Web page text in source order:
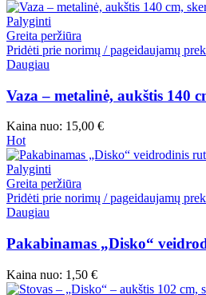
Palyginti
Greita peržiūra
Pridėti prie norimų / pageidaujamų
Daugiau
Vaza – metalinė, aukštis 140
Kaina nuo: 15,00 €
Hot
Palyginti
Greita peržiūra
Pridėti prie norimų / pageidaujamų
Daugiau
Pakabinamas „Disko“
Kaina nuo: 1,50 €